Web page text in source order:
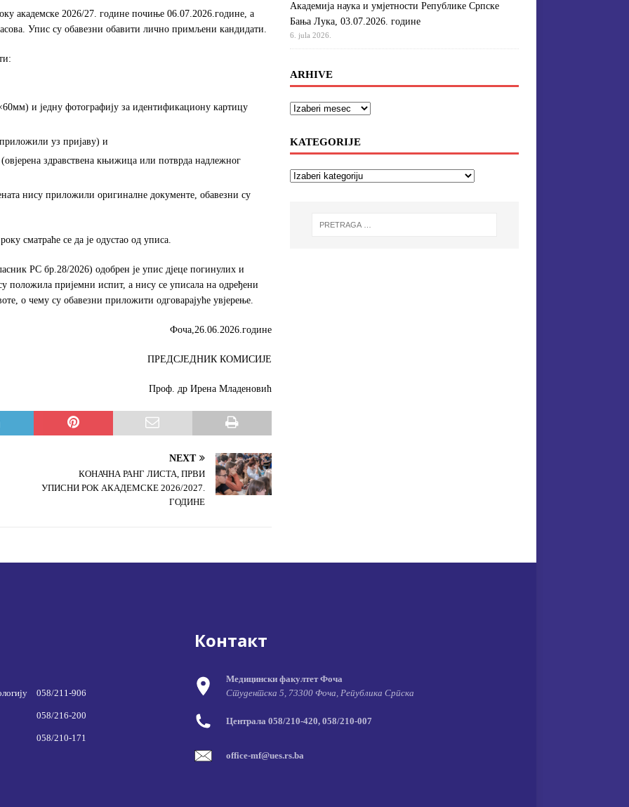
академске 2026/27. године почиње 06.07.2026.године, а
Упис су обавезни обавити лично примљени кандидати.
и једну фотографију за идентификациону картицу
уз пријаву) и
здравствена књижица или потврда надлежног
нису приложили оригиналне документе, обавезни су
сматраће се да је одустао од уписа.
РС бр.28/2026) одобрен је упис дјеце погинулих и
положила пријемни испит, а нису се уписала на одређени
о чему су обавезни приложити одговарајуће увјерење.
Фоча,26.06.2026.године
ПРЕДСЈЕДНИК КОМИСИЈЕ
Проф. др Ирена Младеновић
NEXT
КОНАЧНА РАНГ ЛИСТА, ПРВИ
УПИСНИ РОК АКАДЕМСКЕ 2026/2027.
ГОДИНЕ
Академија наука и умјетности Републике Српске
Бања Лука, 03.07.2026. године
6. jula 2026.
ARHIVE
KATEGORIJE
058/211-906
058/216-200
058/210-171
Контакт
Медицински факултет Фоча
Студентска 5, 73300 Фоча, Република Српска
Централа 058/210-420, 058/210-007
office-mf@ues.rs.ba